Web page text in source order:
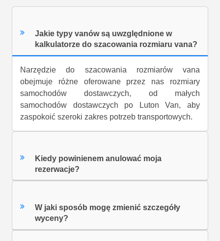
Jakie typy vanów są uwzględnione w
kalkulatorze do szacowania rozmiaru vana?
Narzędzie do szacowania rozmiarów vana
obejmuje różne oferowane przez nas rozmiary
samochodów dostawczych, od małych
samochodów dostawczych po Luton Van, aby
zaspokoić szeroki zakres potrzeb transportowych.
Kiedy powinienem anulować moja
rezerwacje?
W jaki sposób mogę zmienić szczegóły
wyceny?